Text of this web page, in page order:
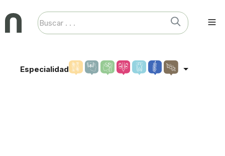
Especialidad